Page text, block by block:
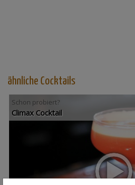
ähnliche Cocktails
Schon probiert?
Climax Cocktail